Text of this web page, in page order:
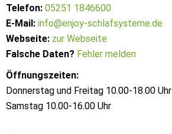
Telefon: 05251 1846600
E-Mail: info@enjoy-schlafsysteme.de
Webseite: zur Webseite
Falsche Daten? Fehler melden
Öffnungszeiten:
Donnerstag und Freitag 10.00-18.00 Uhr
Samstag 10.00-16.00 Uhr